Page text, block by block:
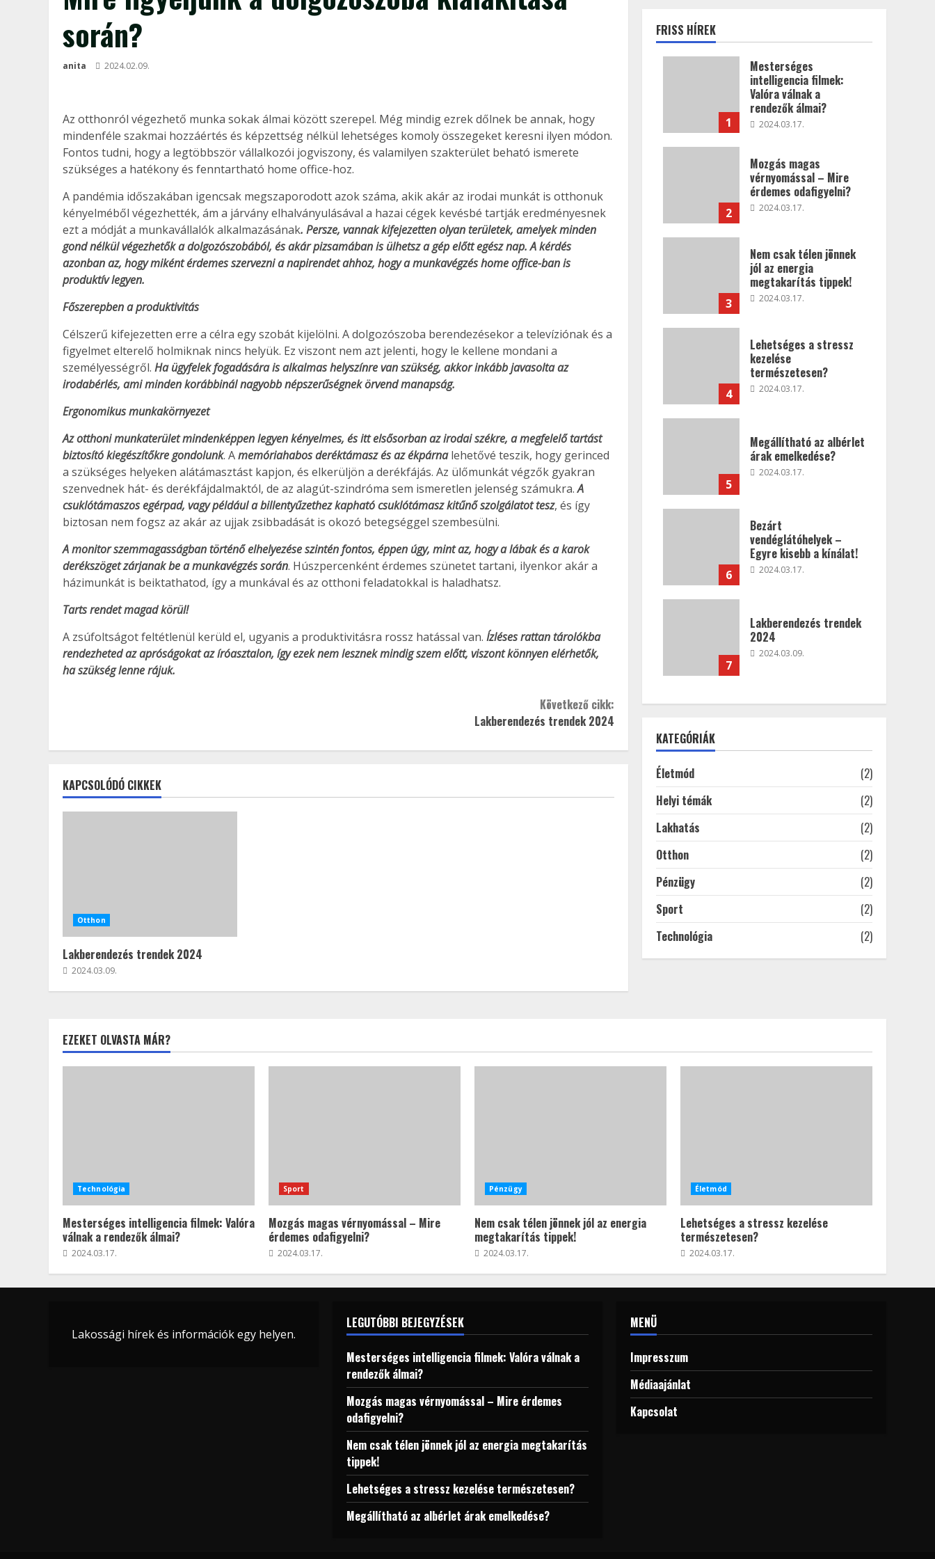
során?
anita 2024.02.09.
Az otthonról végezhető munka sokak álmai között szerepel. Még mindig ezrek dőlnek be annak, hogy
mindenféle szakmai hozzáértés és képzettség nélkül lehetséges komoly összegeket keresni ilyen módon.
Fontos tudni, hogy a legtöbbször vállalkozói jogviszony, és valamilyen szakterület beható ismerete
szükséges a hatékony és fenntartható home office-hoz.
A pandémia időszakában igencsak megszaporodott azok száma, akik akár az irodai munkát is otthonuk
kényelméből végezhették, ám a járvány elhalványulásával a hazai cégek kevésbé tartják eredményesnek
ezt a módját a munkavállalók alkalmazásának. Persze, vannak kifejezetten olyan területek, amelyek minden
gond nélkül végezhetők a dolgozószobából, és akár pizsamában is ülhetsz a gép előtt egész nap. A kérdés
azonban az, hogy miként érdemes szervezni a napirendet ahhoz, hogy a munkavégzés home office-ban is
produktív legyen.
Főszerepben a produktivitás
Célszerű kifejezetten erre a célra egy szobát kijelölni. A dolgozószoba berendezésekor a televíziónak és a
figyelmet elterelő holmiknak nincs helyük. Ez viszont nem azt jelenti, hogy le kellene mondani a
személyességről. Ha ügyfelek fogadására is alkalmas helyszínre van szükség, akkor inkább javasolta az
irodabérlés, ami minden korábbinál nagyobb népszerűségnek örvend manapság.
Ergonomikus munkakörnyezet
Az otthoni munkaterület mindenképpen legyen kényelmes, és itt elsősorban az irodai székre, a megfelelő tartást
biztosító kiegészítőkre gondolunk. Amemóriahabos deréktámasz és az ékpárnalehetővé teszik, hogy gerinced
a szükséges helyeken alátámasztást kapjon, és elkerüljön a derékfájás. Az ülőmunkát végzők gyakran
szenvednek hát- és derékfájdalmaktól, de az alagút-szindróma sem ismeretlen jelenség számukra.A
csuklótámaszos egérpad, vagy például a billentyűzethez kapható csuklótámasz kitűnő szolgálatot tesz, és így
biztosan nem fogsz az akár az ujjak zsibbadását is okozó betegséggel szembesülni.
A monitor szemmagasságban történő elhelyezése szintén fontos, éppen úgy, mint az, hogy a lábak és a karok
derékszöget zárjanak be a munkavégzés során. Húszpercenként érdemes szünetet tartani, ilyenkor akár a
házimunkát is beiktathatod, így a munkával és az otthoni feladatokkal is haladhatsz.
Tarts rendet magad körül!
A zsúfoltságot feltétlenül kerüld el, ugyanis a produktivitásra rossz hatással van. Ízléses rattan tárolókba
rendezheted az apróságokat az íróasztalon, így ezek nem lesznek mindig szem előtt, viszont könnyen elérhetők,
ha szükség lenne rájuk.
Következő cikk:
Lakberendezés trendek 2024
KAPCSOLÓDÓ CIKKEK
Otthon
Lakberendezés trendek 2024
2024.03.09.
FRISS HÍREK
1
Mesterséges
intelligencia filmek:
Valóra válnak a
rendezők álmai?
2024.03.17.
2
Mozgás magas
vérnyomással – Mire
érdemes odafigyelni?
2024.03.17.
3
Nem csak télen jönnek
jól az energia
megtakarítás tippek!
2024.03.17.
4
Lehetséges a stressz
kezelése
természetesen?
2024.03.17.
5
Megállítható az albérlet
árak emelkedése?
2024.03.17.
6
Bezárt
vendéglátóhelyek –
Egyre kisebb a kínálat!
2024.03.17.
7
Lakberendezés trendek
2024
2024.03.09.
KATEGÓRIÁK
Életmód
(2)
Helyi témák
(2)
Lakhatás
(2)
Otthon
(2)
Pénzügy
(2)
Sport
(2)
Technológia
(2)
EZEKET OLVASTA MÁR?
Technológia
Mesterséges intelligencia filmek: Valóra
válnak a rendezők álmai?
2024.03.17.
Sport
Mozgás magas vérnyomással – Mire
érdemes odafigyelni?
2024.03.17.
Pénzügy
Nem csak télen jönnek jól az energia
megtakarítás tippek!
2024.03.17.
Életmód
Lehetséges a stressz kezelése
természetesen?
2024.03.17.
Lakossági hírek és információk egy helyen.
LEGUTÓBBI BEJEGYZÉSEK
Mesterséges intelligencia filmek: Valóra válnak a
rendezők álmai?
Mozgás magas vérnyomással – Mire érdemes
odafigyelni?
Nem csak télen jönnek jól az energia megtakarítás
tippek!
Lehetséges a stressz kezelése természetesen?
Megállítható az albérlet árak emelkedése?
MENÜ
Impresszum
Médiaajánlat
Kapcsolat